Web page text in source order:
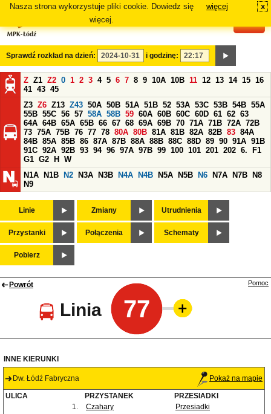
Nasza strona wykorzystuje pliki cookie. Dowiedz się
więcej.
więcej x
Sprawdź rozkład na dzień: i godzinę:
Z Z1 Z2 0 1 2 3 4 5 6 7 8 9 10A 10B 11 12 13 14 15 16
41 43 45
Z3 Z6 Z13 Z43 50A 50B 51A 51B 52 53A 53C 53B 54B 55A
55B 55C 56 57 58A 58B 59 60A 60B 60C 60D 61 62 63
64A 64B 65A 65B 66 67 68 69A 69B 70 71A 71B 72A 72B
73 75A 75B 76 77 78 80A 80B 81A 81B 82A 82B 83 84A
84B 85A 85B 86 87A 87B 88A 88B 88C 88D 89 90 91A 91B
91C 92A 92B 93 94 96 97A 97B 99 100 101 201 202 6.
F1
G1 G2 H
W
N1A
N1B N2 N3A N3B N4A N4B N5A N5B N6 N7A N7B
N8
N9
Linie Zmiany Utrudnienia
Przystanki Połączenia Schematy
Pobierz
Powrót
Linia 77
Pomoc
INNE KIERUNKI
Dw. Łódź Fabryczna Pokaż na mapie
ULICA PRZYSTANEK
PRZESIADKI
1.
Czahary
Przesiadki